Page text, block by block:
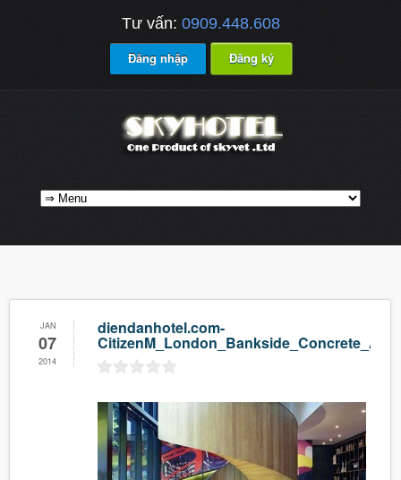
Tư vấn: 0909.448.608
Đăng nhập Đăng ký
JAN
07
2014
diendanhotel.com-